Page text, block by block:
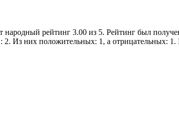
рейтинг 3.00 из 5. Рейтинг был
2. Из них положительных: 1, а отрицательных: